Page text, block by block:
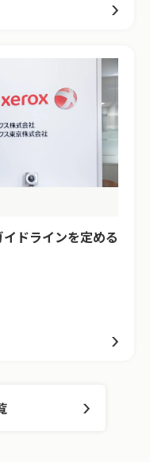
イドラインを定める